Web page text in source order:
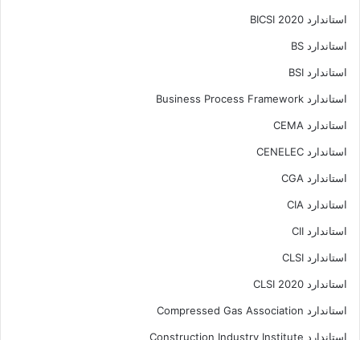
استاندارد BICSI 2020
استاندارد BS
استاندارد BSI
استاندارد Business Process Framework
استاندارد CEMA
استاندارد CENELEC
استاندارد CGA
استاندارد CIA
استاندارد CII
استاندارد CLSI
استاندارد CLSI 2020
استاندارد Compressed Gas Association
استاندارد Construction Industry Institute